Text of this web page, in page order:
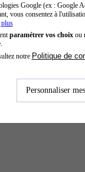
Google (ex : Google
vous consentez à
paramétrer vos choixou
notre Politique de
Personnaliser